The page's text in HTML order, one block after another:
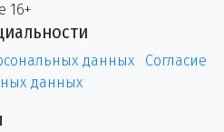
16+
данных
Согласие
данных